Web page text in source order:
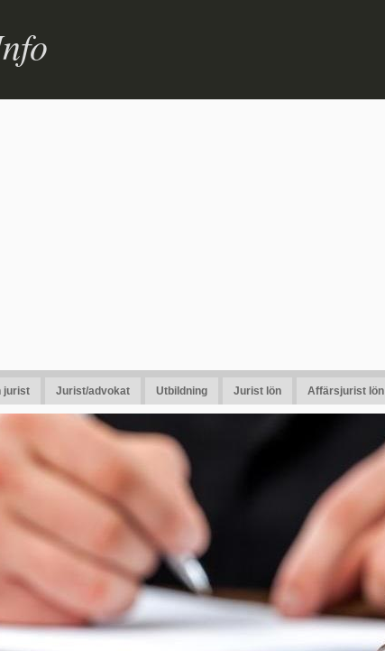
jurist Jurist/advokat Utbildning Jurist lön Affärsjurist lön